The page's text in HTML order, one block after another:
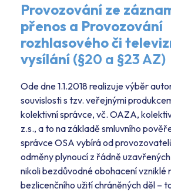
Provozování ze
přenos a Provozování
rozhlasového či
vysílání (§20 a §23 AZ)
Ode dne 1.1.2018 realizuje výběr
souvislosti s tzv. veřejnými
kolektivní správce, vč. OAZA,
z.s., a to na základě smluvního
správce OSA vybírá od
odměny plynoucí z řádně uzavřených
nikoli bezdůvodné obohacení vzniklé
bezlicenčního užití chráněných děl –